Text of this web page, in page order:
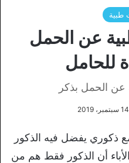
طبية
عن الحمل
للحامل
14 سبتمبر، 2019
ذكوري يفضل فيه الذكور
أن الذكور فقط هم من